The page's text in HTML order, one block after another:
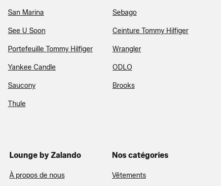
San Marina Sebago
See U Soon Ceinture Tommy Hilfiger
Portefeuille Tommy Hilfiger Wrangler
Yankee Candle ODLO
Saucony Brooks
Thule
Lounge by Zalando
À propos de nous
Nos catégories
Vêtements